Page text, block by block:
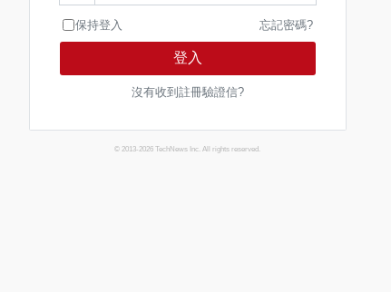
保持登入 忘記密碼?
登入
沒有收到註冊驗證信?
© 2013-2026 TechNews Inc. All rights reserved.